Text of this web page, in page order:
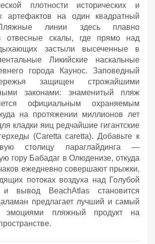
плотности исторических и
артефактов на один квадратный
линии здесь плавно
отвесные скалы, где прямо над
застыли высеченные в
Ликийские наскальные
города Каунос. Заповедный
защищен строжайшими
законами: знаменитый пляж
официальным охраняемым
на протяжении миллионов лет
кладки яиц редчайшие гигантские
(Caretta caretta). Добавьте к
столицу параглайдинга —
гору Бабадаг в Олюденизе, откуда
ежедневно совершают прыжки,
потоках воздуха над Голубой
вывод BeachAtlas становится
предлагает лучший и самый
эмоциями пляжный продукт на